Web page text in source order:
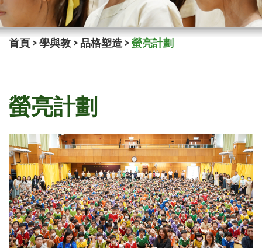
首頁 >學與教 > 品格塑造 >螢亮計劃
螢亮計劃